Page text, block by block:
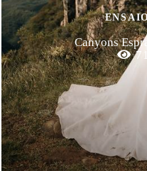
Canyons